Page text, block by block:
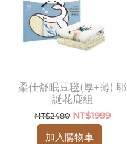
柔仕舒眠豆毯(厚+薄) 耶
誕花鹿組
NT$2480 NT$1999
加入購物車